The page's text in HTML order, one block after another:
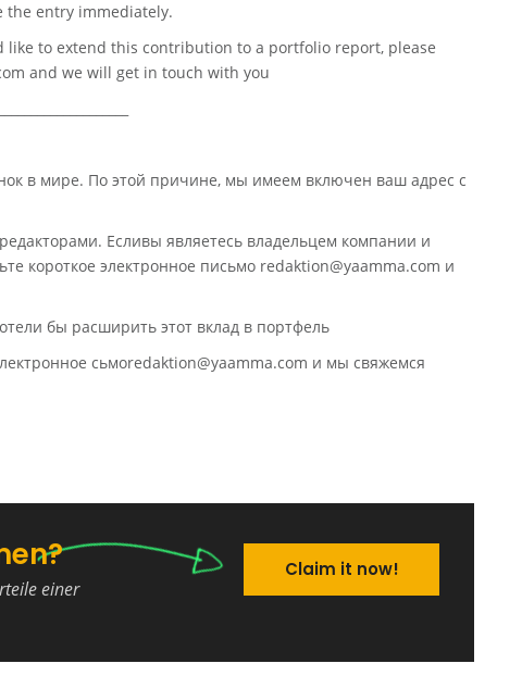
the entry immediately.
to extend this contribution to a portfolio report, please
and we will get in touch with you
в мире. По этой причине, мы имеем включен ваш адрес с
Есливы являетесь владельцем компании и
короткое электронное письмо redaktion@yaamma.com и
бы расширить этот вклад в портфель
сьмоredaktion@yaamma.com и мы свяжемся
einer
Claim it now!